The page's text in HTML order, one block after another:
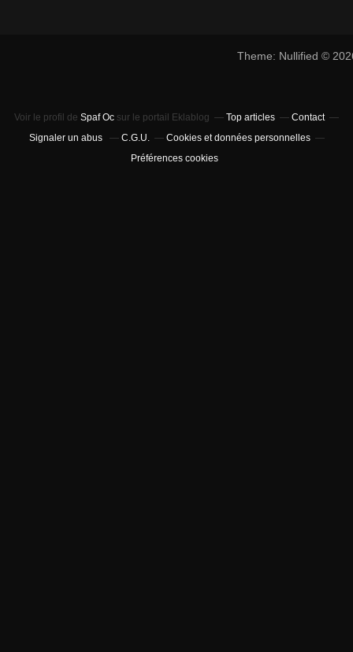
Theme: Nullified ©
Voir le profil de Spaf Oc sur le portail Eklablog Top articles
Contact
Signaler un abus
C.G.U.
Cookies et données personnelles
Préférences cookies